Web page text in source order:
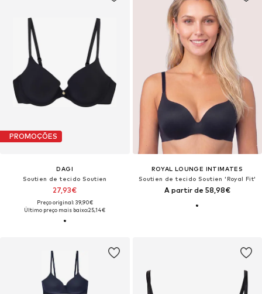
PROMOÇÕES
DAGI
Soutien de tecido Soutien
27,93€
Preço original: 39,90€
Último preço mais baixo:25,14€
ROYAL LOUNGE INTIMATES
Soutien de tecido Soutien 'Royal Fit'
A partir de 58,98€